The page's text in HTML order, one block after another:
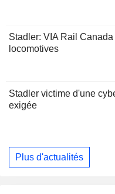
Stadler: VIA Rail
locomotives
Stadler victime d'une
exigée
Plus d'actualités